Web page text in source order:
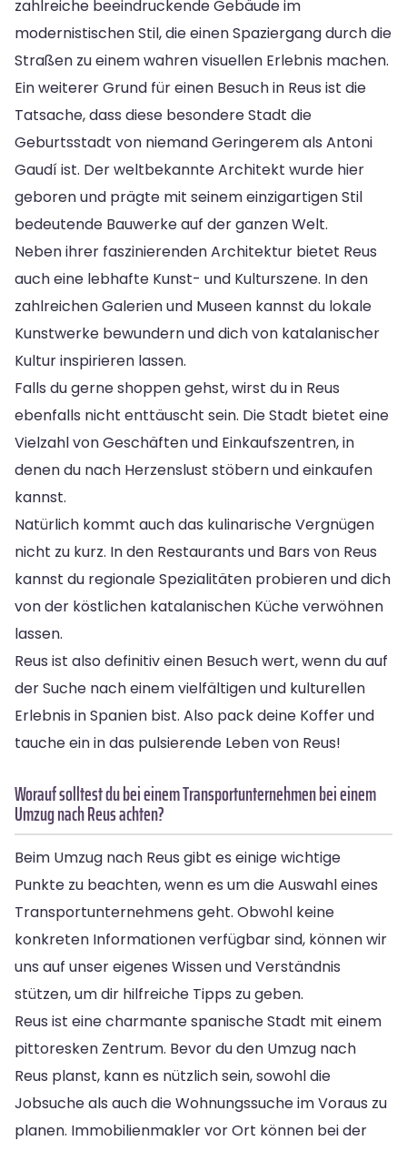
zahlreiche beeindruckende Gebäude im
modernistischen Stil, die einen Spaziergang durch die
Straßen zu einem wahren visuellen Erlebnis machen.
Ein weiterer Grund für einen Besuch in Reus ist die
Tatsache, dass diese besondere Stadt die
Geburtsstadt von niemand Geringerem als Antoni
Gaudí ist. Der weltbekannte Architekt wurde hier
geboren und prägte mit seinem einzigartigen Stil
bedeutende Bauwerke auf der ganzen Welt.
Neben ihrer faszinierenden Architektur bietet Reus
auch eine lebhafte Kunst- und Kulturszene. In den
zahlreichen Galerien und Museen kannst du lokale
Kunstwerke bewundern und dich von katalanischer
Kultur inspirieren lassen.
Falls du gerne shoppen gehst, wirst du in Reus
ebenfalls nicht enttäuscht sein. Die Stadt bietet eine
Vielzahl von Geschäften und Einkaufszentren, in
denen du nach Herzenslust stöbern und einkaufen
kannst.
Natürlich kommt auch das kulinarische Vergnügen
nicht zu kurz. In den Restaurants und Bars von Reus
kannst du regionale Spezialitäten probieren und dich
von der köstlichen katalanischen Küche verwöhnen
lassen.
Reus ist also definitiv einen Besuch wert, wenn du auf
der Suche nach einem vielfältigen und kulturellen
Erlebnis in Spanien bist. Also pack deine Koffer und
tauche ein in das pulsierende Leben von Reus!
Worauf solltest du bei einem Transportunternehmen bei einem
Umzug nach Reus achten?
Beim Umzug nach Reus gibt es einige wichtige
Punkte zu beachten, wenn es um die Auswahl eines
Transportunternehmens geht. Obwohl keine
konkreten Informationen verfügbar sind, können wir
uns auf unser eigenes Wissen und Verständnis
stützen, um dir hilfreiche Tipps zu geben.
Reus ist eine charmante spanische Stadt mit einem
pittoresken Zentrum. Bevor du den Umzug nach
Reus planst, kann es nützlich sein, sowohl die
Jobsuche als auch die Wohnungssuche im Voraus zu
planen. Immobilienmakler vor Ort können bei der